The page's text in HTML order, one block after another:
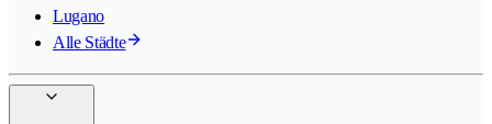
Lugano
Alle Städte